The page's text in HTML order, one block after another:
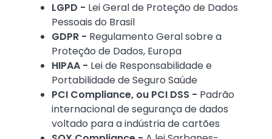
LGPD - Lei Geral de Proteção de Dados
Pessoais do Brasil
GDPR - Regulamento Geral sobre a
Proteção de Dados, Europa
HIPAA - Lei de Responsabilidade e
Portabilidade de Seguro Saúde
PCI Compliance, ou PCI DSS - Padrão
internacional de segurança de dados
voltado para a indústria de cartões